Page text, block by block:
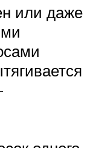
или даже